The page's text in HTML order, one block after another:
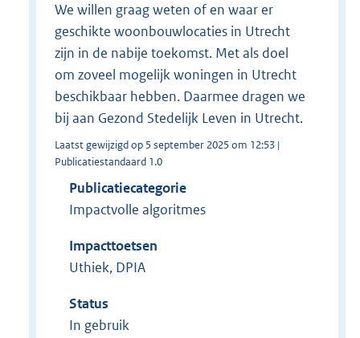
We willen graag weten of en waar er
geschikte woonbouwlocaties in Utrecht
zijn in de nabije toekomst. Met als doel
om zoveel mogelijk woningen in Utrecht
beschikbaar hebben. Daarmee dragen we
bij aan Gezond Stedelijk Leven in Utrecht.
Laatst gewijzigd op 5 september 2025 om 12:53 |
Publicatiestandaard 1.0
Publicatiecategorie
Impactvolle algoritmes
Impacttoetsen
Uthiek, DPIA
Status
In gebruik